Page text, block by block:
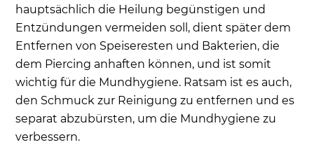
hauptsächlich die Heilung begünstigen und
Entzündungen vermeiden soll, dient später dem
Entfernen von Speiseresten und Bakterien, die
dem Piercing anhaften können, und ist somit
wichtig für die Mundhygiene. Ratsam ist es auch,
den Schmuck zur Reinigung zu entfernen und es
separat abzubürsten, um die Mundhygiene zu
verbessern.